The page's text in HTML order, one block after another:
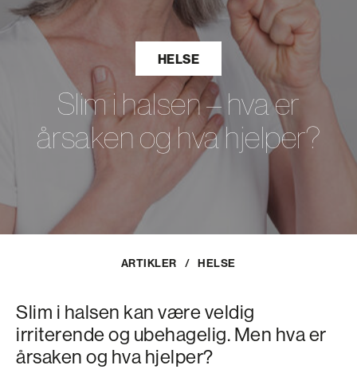
HELSE
Slim i halsen – hva er
årsaken og hva hjelper?
ARTIKLER / HELSE
Slim i halsen kan være veldig
irriterende og ubehagelig. Men hva er
årsaken og hva hjelper?